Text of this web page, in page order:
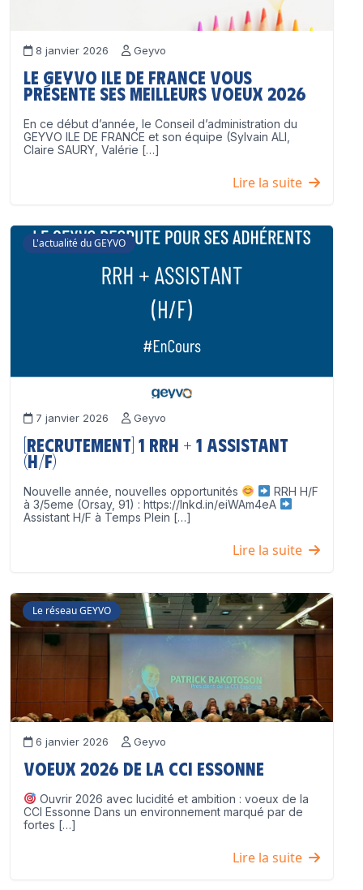
8 janvier 2026 Geyvo
Le GEYVO Ile de France vous
présente ses meilleurs voeux 2026
En ce début d’année, le Conseil d’administration du
GEYVO ILE DE FRANCE et son équipe (Sylvain ALI,
Claire SAURY, Valérie […]
Lire la suite
L'actualité du GEYVO
7 janvier 2026 Geyvo
[Recrutement] 1 RRH + 1 Assistant
(H/F)
Nouvelle année, nouvelles opportunités
RRH H/F
à 3/5eme (Orsay, 91) : https://lnkd.in/eiWAm4eA
Assistant H/F à Temps Plein […]
Lire la suite
Le réseau GEYVO
6 janvier 2026 Geyvo
Voeux 2026 de la CCI Essonne
Ouvrir 2026 avec lucidité et ambition : voeux de la
CCI Essonne Dans un environnement marqué par de
fortes […]
Lire la suite